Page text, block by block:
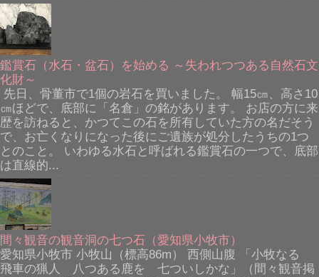
鑑賞石（水石・盆石）を始める ～失われつつある自然石文
化財～
先日、骨董市で1個の岩石を買いました。 幅15㎝、高さ10
㎝ほどで、底部に「名倉」の銘があります。 お店の方に来
歴を訪ねると、かつてこの石を所有していた方の名だそう
で、お亡くなりになった後にご遺族が処分したうちの1つ
とのこと。 いわゆる水石と呼ばれる鑑賞石の一つで、底部
は直線的...
間々観音の観音洞の七つ石（愛知県小牧市）
愛知県小牧市 小牧山（標高86m） 西側山腹 「小牧なる
飛車の猟人 八つある鹿を 七ついしかな」（間々観音掲